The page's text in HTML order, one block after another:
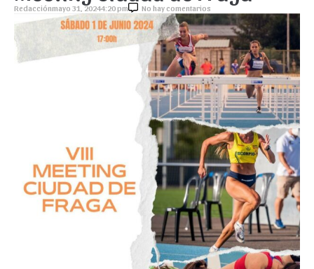
Redacciónmayo 31, 20244:20 pm No hay comentarios